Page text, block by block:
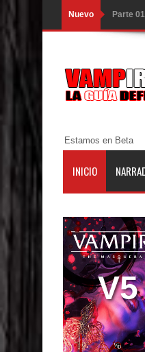
Nuevo Parte
Parte
Parte
Parte
Parte
Parte
Parte
Parte
Parte
Estamos en Beta
INICIO
V5